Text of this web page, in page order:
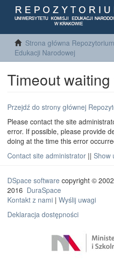
Strona główna
Edukacji Narodowej
Timeout
Przejdź do strony głównej
Please contact the site
error. If possible, please provide
doing at the time this error
Contact site administrator || Show
DSpace software copyright ©
2016 DuraSpace
Kontakt z nami | Wyślij uwagi
Deklaracja dostępności